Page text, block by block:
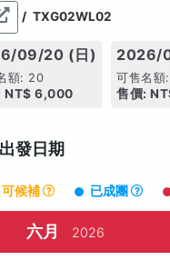
/ TXG02WL02
09/20 (日)
額: 20
NT$ 6,000
2026/
可售名
售價:
發日期
可候補 已成團
六月 2026